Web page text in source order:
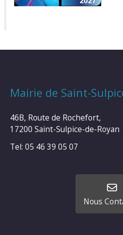
Mairie de Saint-
46B, Route de Rochefort,
17200 Saint-Sulpice-de-Royan
Tel: 05 46 39 05 07
Nous